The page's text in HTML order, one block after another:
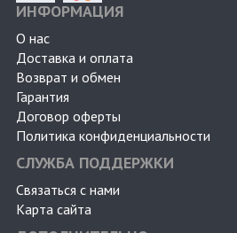
ИНФОРМАЦИЯ
О нас
Доставка и оплата
Возврат и обмен
Гарантия
Договор оферты
Политика конфиденциальности
СЛУЖБА ПОДДЕРЖКИ
Связаться с нами
Карта сайта